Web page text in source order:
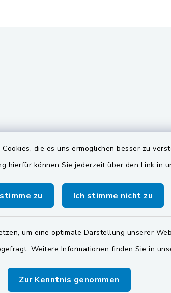
die es uns ermöglichen besser zu
hierfür können Sie jederzeit über den Link in
zu Ich stimme nicht zu
um eine optimale Darstellung unserer
Weitere Informationen finden Sie in
Zur Kenntnis genommen
Quicklinks
Oberpfälzer
Zweckverband
Pretzabrucker Gruppe
BayernPortal